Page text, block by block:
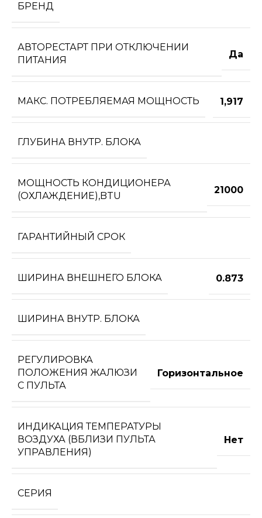
БРЕНД
АВТОРЕСТАРТ ПРИ ОТКЛЮЧЕНИИ
ПИТАНИЯ
Да
МАКС. ПОТРЕБЛЯЕМАЯ МОЩНОСТЬ 1,917
ГЛУБИНА ВНУТР. БЛОКА
МОЩНОСТЬ КОНДИЦИОНЕРА
(ОХЛАЖДЕНИЕ),BTU
21000
ГАРАНТИЙНЫЙ СРОК
ШИРИНА ВНЕШНЕГО БЛОКА 0.873
ШИРИНА ВНУТР. БЛОКА
РЕГУЛИРОВКА
ПОЛОЖЕНИЯ ЖАЛЮЗИ
С ПУЛЬТА
Горизонтальное
ИНДИКАЦИЯ ТЕМПЕРАТУРЫ
ВОЗДУХА (ВБЛИЗИ ПУЛЬТА
УПРАВЛЕНИЯ)
Нет
СЕРИЯ